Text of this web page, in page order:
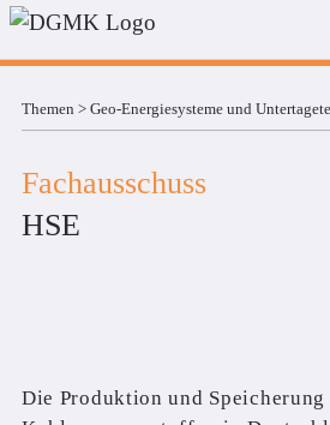
Themen > Geo-Energiesysteme und
Fachausschuss
HSE
Die Produktion und Speicherung